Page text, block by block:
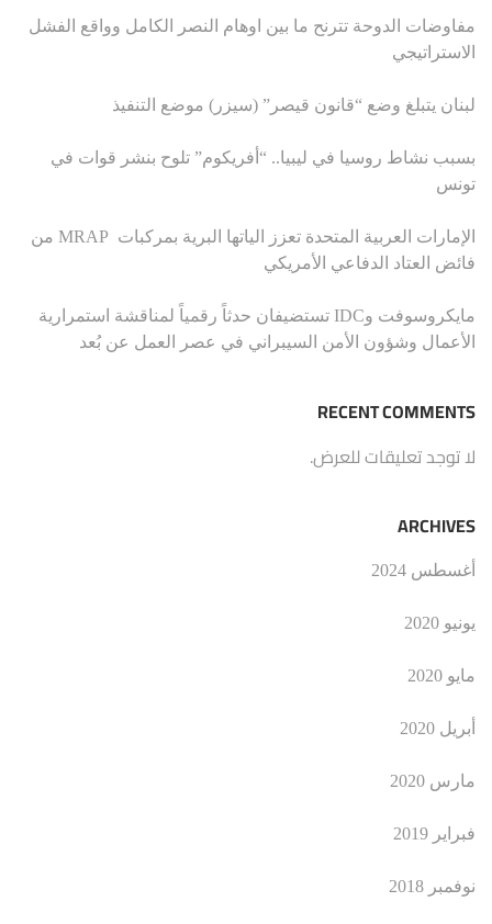
مفاوضات الدوحة تترنح ما بين اوهام النصر الكامل وواقع الفشل
الاستراتيجي
لبنان يتبلغ وضع “قانون قيصر” (سيزر) موضع التنفيذ
بسبب نشاط روسيا في ليبيا.. “أفريكوم” تلوح بنشر قوات في
تونس
الإمارات العربية المتحدة تعزز الياتها البرية بمركبات MRAP من
فائض العتاد الدفاعي الأمريكي
مايكروسوفت وIDC تستضيفان حدثاً رقمياً لمناقشة استمرارية
الأعمال وشؤون الأمن السيبراني في عصر العمل عن بُعد
RECENT COMMENTS
لا توجد تعليقات للعرض.
ARCHIVES
أغسطس 2024
يونيو 2020
مايو 2020
أبريل 2020
مارس 2020
فبراير 2019
نوفمبر 2018